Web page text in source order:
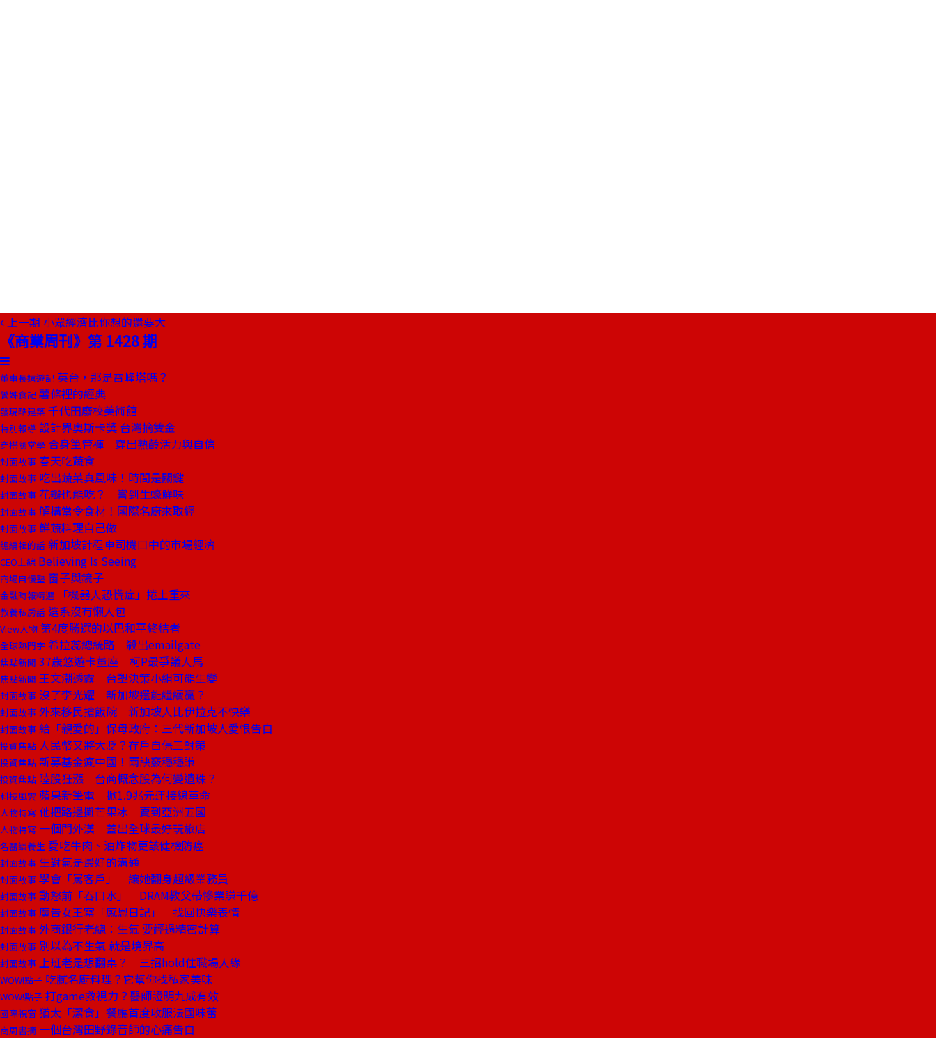
上一期 小眾經濟比你想的還要大
《商業周刊》第 1428 期
董事長嬉遊記 英台，那是雷峰塔嗎？
饕姊食記 薯條裡的經典
發現酷建築 千代田廢校美術館
特別報導 設計界奧斯卡獎 台灣摘雙金
穿搭隨堂學 合身筆管褲 穿出熟齡活力與自信
封面故事 春天吃蔬食
封面故事 吃出蔬菜真風味！時間是關鍵
封面故事 花瓣也能吃？ 嘗到生蠔鮮味
封面故事 解構當令食材！國際名廚來取經
封面故事 鮮蔬料理自己做
總編輯的話 新加坡計程車司機口中的市場經濟
CEO上線 Believing Is Seeing
商場自慢塾 窗子與鏡子
金融時報精選 「機器人恐慌症」捲土重來
教養私房話 選系沒有懶人包
View人物 第4度勝選的以巴和平終結者
全球熱門字 希拉蕊總統路 殺出emailgate
焦點新聞 37歲悠遊卡董座 柯P最爭議人馬
焦點新聞 王文潮透露 台塑決策小組可能生變
封面故事 沒了李光耀 新加坡還能繼續贏？
封面故事 外來移民搶飯碗 新加坡人比伊拉克不快樂
封面故事 給「親愛的」保母政府：三代新加坡人愛恨告白
投資焦點 人民幣又將大貶？存戶自保三對策
投資焦點 新募基金瘋中國！兩訣竅穩穩賺
投資焦點 陸股狂漲 台商概念股為何變遺珠？
科技風雲 蘋果新筆電 掀1.9兆元連接線革命
人物特寫 他把路邊攤芒果冰 賣到亞洲五國
人物特寫 一個門外漢 蓋出全球最好玩旅店
名醫談養生 愛吃牛肉、油炸物更該健檢防癌
封面故事 生對氣是最好的溝通
封面故事 學會「罵客戶」 讓她翻身超級業務員
封面故事 動怒前「吞口水」 DRAM教父帶慘業賺千億
封面故事 廣告女王寫「感恩日記」 找回快樂表情
封面故事 外商銀行老總：生氣 要經過精密計算
封面故事 別以為不生氣 就是境界高
封面故事 上班老是想翻桌？ 三招hold住職場人緣
WOW!點子 吃膩名廚料理？它幫你找私家美味
WOW!點子 打game救視力？醫師證明九成有效
國際視窗 猶太「潔食」餐廳首度收服法國味蕾
商周書摘 一個台灣田野錄音師的心痛告白